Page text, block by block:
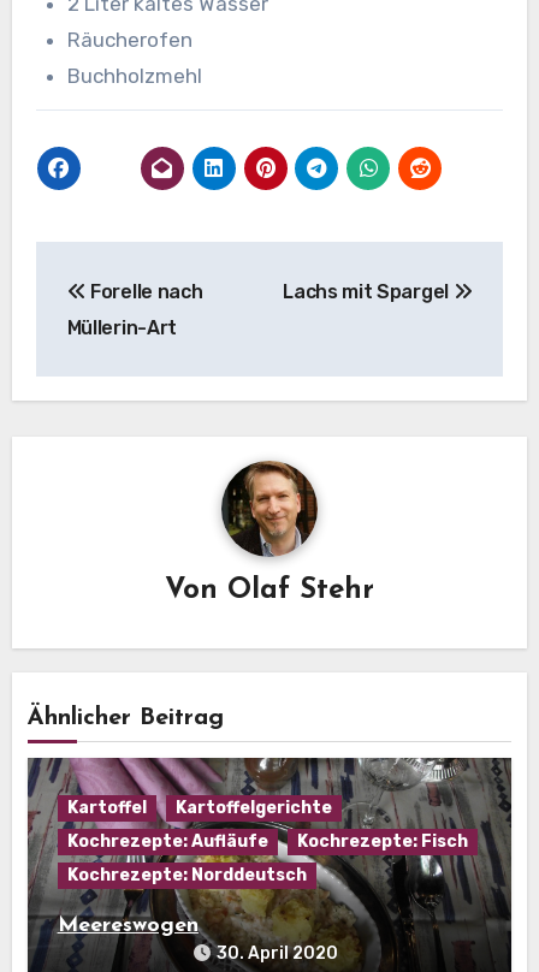
Räucherofen
Buchholzmehl
Forelle nach
Müllerin-Art
Lachs mit Spargel
Von Olaf Stehr
Ähnlicher Beitrag
Kartoffel
Kartoffelgerichte
Kochrezepte: Aufläufe
Kochrezepte: Fisch
Kochrezepte: Norddeutsch
Meereswogen
30. April 2020